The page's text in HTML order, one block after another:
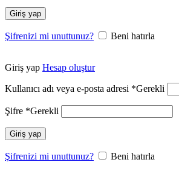
Giriş yap
Şifrenizi mi unuttunuz? Beni hatırla
Giriş yap Hesap oluştur
Kullanıcı adı veya e-posta adresi *Gerekli
Şifre *Gerekli
Giriş yap
Şifrenizi mi unuttunuz?
Beni hatırla